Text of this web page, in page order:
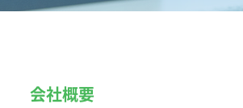
会社概要